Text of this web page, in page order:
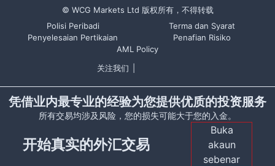
© WCG Markets Ltd 版权所有，不得转载
Polisi Peribadi
Terma dan Syarat
Penyelesaian Pertikaian
Penafian Risiko
AML Policy
关注我们
凭借业内最专业的经验为您提供优质的投资服务
所有交易均涉及风险，您的损失可能大于您的入金。
开始真实的外汇交易
Buka
akaun
sebenar